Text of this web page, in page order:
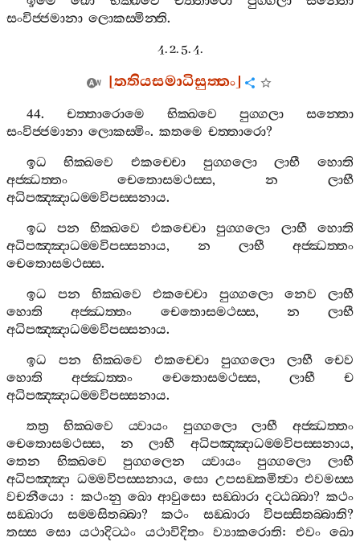
සංවිජ‍්ජමානා ලොකස‍්මින‍්ති.
4. 2. 5. 4.
[තතියසමාධිසුත‍්තං]
44. චත‍්තාරොමෙ භික‍්ඛවෙ පුග‍්ගලා
සන‍්තො
සංවිජ‍්ජමානා ලොකස‍්මිං. කතමෙ චත‍්තාරො?
ඉධ
භික‍්ඛවෙ එකච‍්චො පුග‍්ගලො ලාභී
හොති
අජ‍්ඣත‍්තං
චෙතොසමථස‍්ස, න
ලාභී
අධිපඤ‍්ඤාධම‍්මවිපස‍්සනාය.
ඉධ
පන භික‍්ඛවෙ එකච‍්චො පුග‍්ගලො ලාභී
හොති
අධිපඤ‍්ඤාධම‍්මවිපස‍්සනාය, න ලාභී
අජ‍්ඣත‍්තං
චෙතොසමථස‍්ස.
ඉධ
පන භික‍්ඛවෙ එකච‍්චො පුග‍්ගලො නෙව
ලාභී
හොති
අජ‍්ඣත‍්තං චෙතොසමථස‍්ස, න
ලාභී
අධිපඤ‍්ඤාධම‍්මවිපස‍්සනාය.
ඉධ
පන භික‍්ඛවෙ එකච‍්චො පුග‍්ගලො ලාභී
චෙව
හොති
අජ‍්ඣත‍්තං චෙතොසමථස‍්ස, ලාභී
ච
අධිපඤ‍්ඤාධම‍්මවිපස‍්සනාය.
තත්‍ර
භික‍්ඛවෙ ය‍්වායං පුග‍්ගලො ලාභී
අජ‍්ඣත‍්තං
චෙතොසමථස‍්ස, න ලාභී අධිපඤ‍්ඤාධම‍්මවිපස‍්සනාය,
තෙන
භික‍්ඛවෙ පුග‍්ගලෙන ය‍්වායං පුග‍්ගලො
ලාභී
අධිපඤ‍්ඤා ධම‍්මවිපස‍්සනාය, සො උපසඞ‍්කමිත්‍වා එවමස‍්ස
වචනීයො : කථංනු ඛො ආවුසො සඞ‍්ඛාරා දට‍්ඨබ‍්බා?කථං
සඞ‍්ඛාරා
සම‍්මසිතබ‍්බා? කථං සඞ‍්ඛාරා විපස‍්සිතබ‍්බාති?
තස‍්ස සො යථාදිට‍්ඨං යථාවිදිතං ව්‍යාකරොති: එවං ඛො